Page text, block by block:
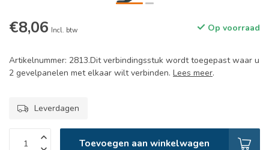
€8,06 Incl. btw Op voorraad
Artikelnummer: 2813.Dit verbindingsstuk wordt toegepast waar u
2 gevelpanelen met elkaar wilt verbinden. Lees meer.
Leverdagen
Toevoegen aan winkelwagen